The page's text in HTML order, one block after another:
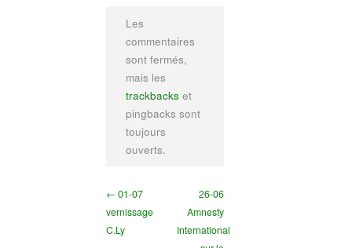
Les
commentaires
sont fermés,
mais les
trackbacks et
pingbacks sont
toujours
ouverts.
← 01-07
vernissage
C.Ly
26-06
Amnesty
International